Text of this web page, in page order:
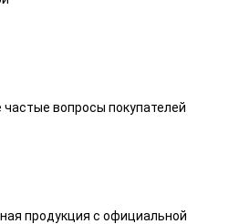
вопросы покупателей
продукция с официальной